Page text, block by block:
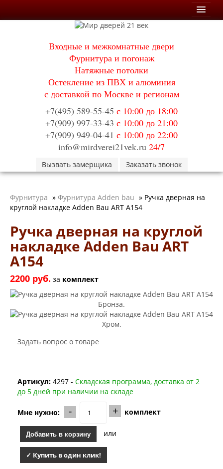
Входные двери
Двери с терморазрывом для улицы
Двери Бункер
Двери Лекс
Двери Рыцарь
Двери Термодор
Монолит
Стайл
Термо Лацио
Флагман
Электрозамок Смарт
Двери Лабиринт
Лабиринт Аляска Лайт
Лабиринт Арт
Лабиринт Бетон
Лабиринт Верса
Лабиринт Версаль
Лабиринт Гранд
Лабиринт Дверь двойная тамбурная под заказ
Лабиринт Имперо
Лабиринт Иссида
Лабиринт Классик Шагрень
Лабиринт Кредор
Лабиринт Лаб Про
Лабиринт Лайн Вайт
Лабиринт Леолаб
Лабиринт Лондон
Лабиринт Лофт
Лабиринт Мегаполис
Лабиринт Норд Плюс
Входные и межкомнатные двери
Фурнитура и погонаж
Натяжные потолки
Остекление из ПВХ и алюминия
с доставкой по Москве и регионам
+7(495) 589-55-45 с 10:00 до 18:00
+7(909) 997-33-43 с 10:00 до 21:00
+7(909) 949-04-41 с 10:00 до 22:00
info@mirdverei21vek.ru 24/7
Вызвать замерщика Заказать звонок
Фурнитура » Фурнитура Adden bau » Ручка дверная на
круглой накладке Adden Bau ART A154
Ручка дверная на круглой
накладке Adden Bau ART
A154
2200 руб. за комплект
Задать вопрос о товаре
Артикул: 4297 - Складская программа, доставка от 2
до 5 дней при наличии на складе
Мне нужно: - + комплект
Добавить в корзину или
✓ Купить в один клик!